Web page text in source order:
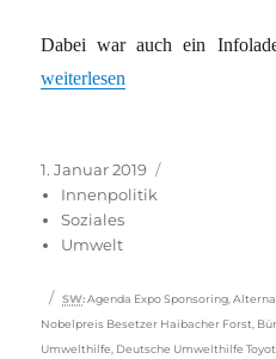
Dabei war auch ein
„Klimakonferenzen – die
weiterlesen
Veröffentlicht
am
1. Januar 2019
Innenpolitik
Soziales
Umwelt
Schlagwörter
SW: Agenda Expo Sponsoring ,
Nobelpreis Besetzer Haibacher Forst
Umwelthilfe Deutsche Umwelthilfe